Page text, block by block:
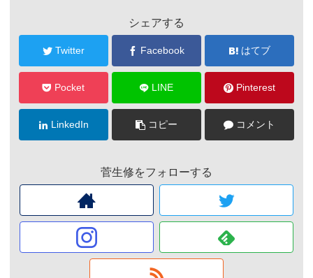
シェアする
Twitter Facebook はてブ
Pocket LINE Pinterest
LinkedIn コピー コメント
菅生修をフォローする